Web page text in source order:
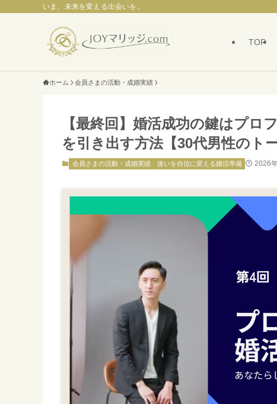
いま、未来を変える出会いを。
TOP
ホーム 会員さまの活動・成婚実績
【最終回】婚活成功の鍵はプロ
を引き出す方法【30代男性のト
会員さまの活動・成婚実績 迷いを自信に変える婚活準備 2026